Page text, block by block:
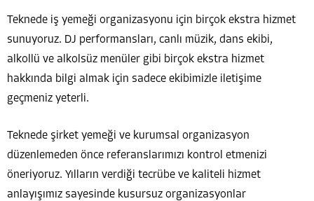
Teknede iş yemeği organizasyonu için birçok ekstra hizmet
sunuyoruz. DJ performansları, canlı müzik, dans ekibi,
alkollü ve alkolsüz menüler gibi birçok ekstra hizmet
hakkında bilgi almak için sadece ekibimizle iletişime
geçmeniz yeterli.
Teknede şirket yemeği ve kurumsal organizasyon
düzenlemeden önce referanslarımızı kontrol etmenizi
öneriyoruz. Yılların verdiği tecrübe ve kaliteli hizmet
anlayışımız sayesinde kusursuz organizasyonlar